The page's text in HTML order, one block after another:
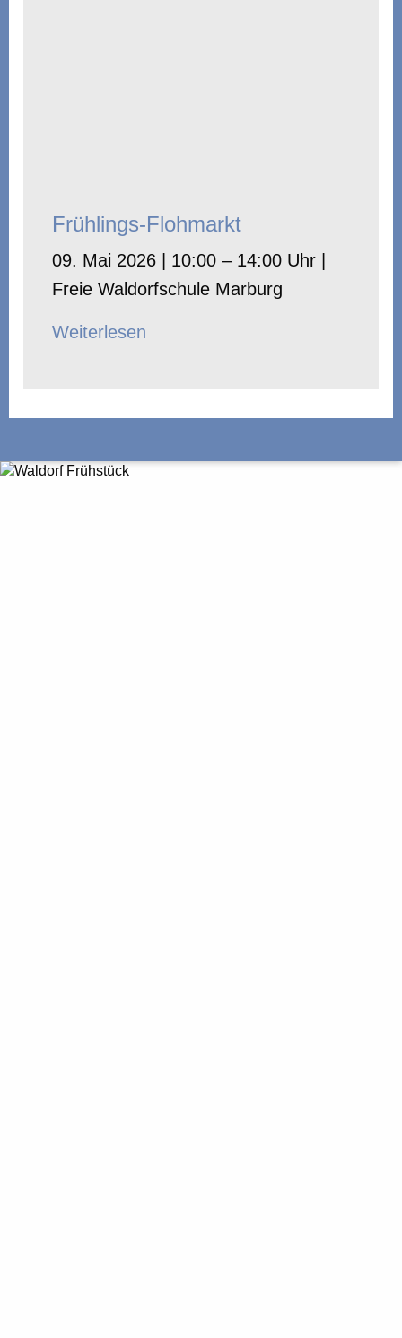
Frühlings-Flohmarkt
09. Mai 2026 | 10:00 – 14:00 Uhr |
Freie Waldorfschule Marburg
Weiterlesen